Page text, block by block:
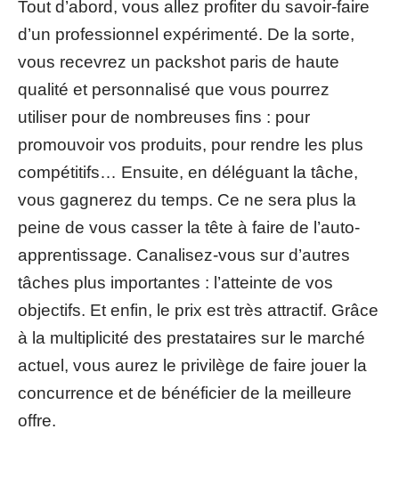
Tout d’abord, vous allez profiter du savoir-faire
d’un professionnel expérimenté. De la sorte,
vous recevrez un packshot paris de haute
qualité et personnalisé que vous pourrez
utiliser pour de nombreuses fins : pour
promouvoir vos produits, pour rendre les plus
compétitifs… Ensuite, en déléguant la tâche,
vous gagnerez du temps. Ce ne sera plus la
peine de vous casser la tête à faire de l’auto-
apprentissage. Canalisez-vous sur d’autres
tâches plus importantes : l’atteinte de vos
objectifs. Et enfin, le prix est très attractif. Grâce
à la multiplicité des prestataires sur le marché
actuel, vous aurez le privilège de faire jouer la
concurrence et de bénéficier de la meilleure
offre.